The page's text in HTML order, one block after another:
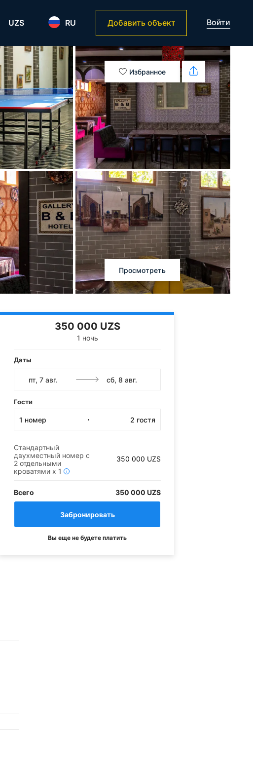
UZS RU Добавить объект Войти
Избранное
Просмотреть
350 000 UZS
1 ночь
Даты
Гости
1 номер 2 гостя
Стандартный
двухместный номер с
2 отдельными
кроватями x 1 i
350 000 UZS
Всего 350 000 UZS
Вы еще не будете платить